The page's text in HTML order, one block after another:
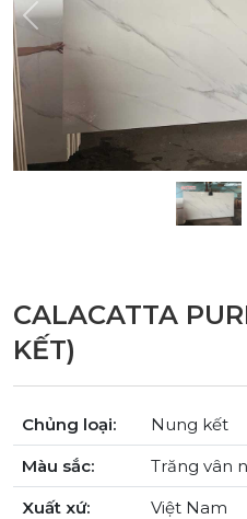
Previous
CALACATTA
KẾT)
Chủng loại:
Nung kết
Màu sắc:
Trăng vân
Xuất xứ:
Việt Nam